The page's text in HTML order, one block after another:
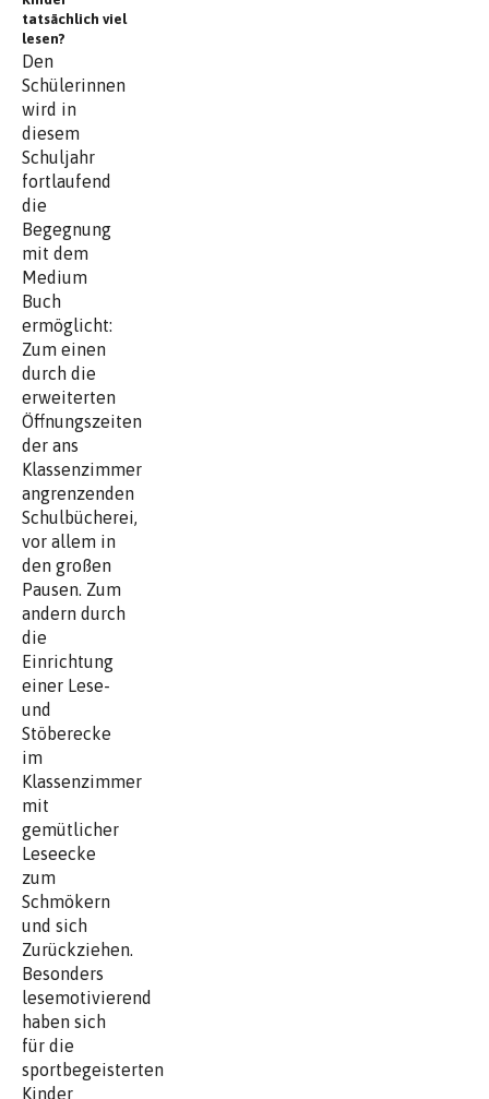
tatsächlich viel
lesen?
Den
Schülerinnen
wird in
diesem
Schuljahr
fortlaufend
die
Begegnung
mit dem
Medium
Buch
ermöglicht:
Zum einen
durch die
erweiterten
Öffnungszeiten
der ans
Klassenzimmer
angrenzenden
Schulbücherei,
vor allem in
den großen
Pausen. Zum
andern durch
die
Einrichtung
einer Lese-
und
Stöberecke
im
Klassenzimmer
mit
gemütlicher
Leseecke
zum
Schmökern
und sich
Zurückziehen.
Besonders
lesemotivierend
haben sich
für die
sportbegeisterten
Kinder